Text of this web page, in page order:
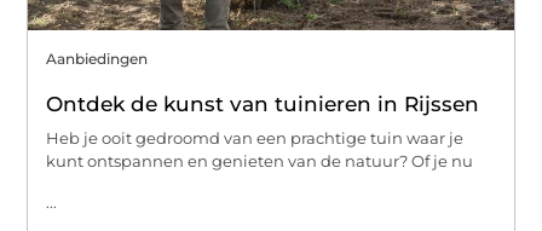
Aanbiedingen
Ontdek de kunst van tuinieren in Rijssen
Heb je ooit gedroomd van een prachtige tuin waar je
kunt ontspannen en genieten van de natuur? Of je nu
...